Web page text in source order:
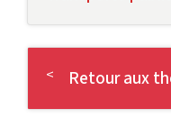
Retour aux